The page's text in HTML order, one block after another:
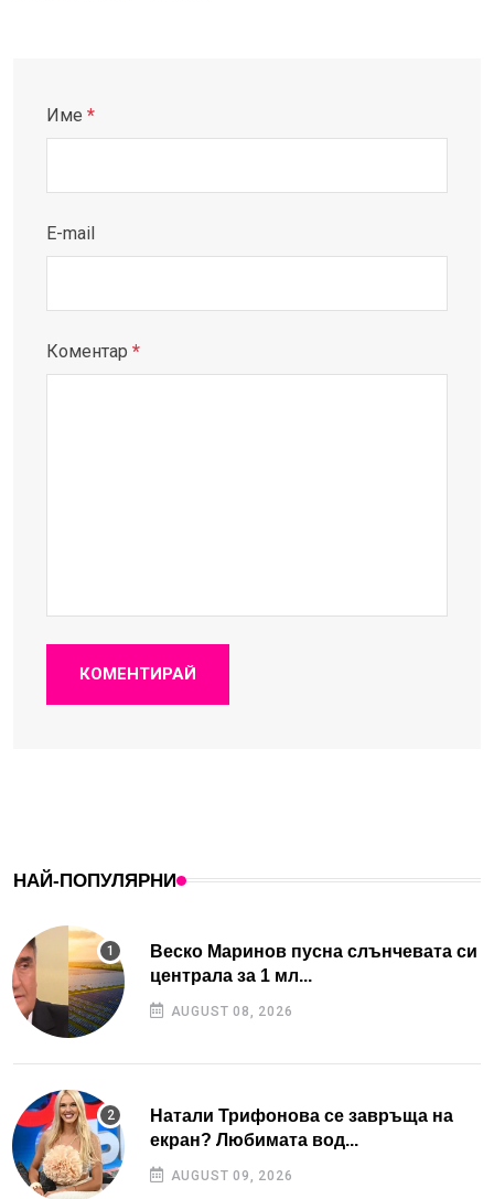
Име *
E-mail
Коментар *
КОМЕНТИРАЙ
НАЙ-ПОПУЛЯРНИ
Веско Маринов пусна слънчевата си
централа за 1 мл...
AUGUST 08, 2026
Натали Трифонова се завръща на
екран? Любимата вод...
AUGUST 09, 2026